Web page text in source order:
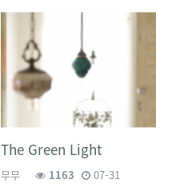
The Green Light
무무 1163 07-31